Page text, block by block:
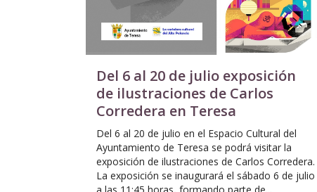
Del 6 al 20 de julio exposición
de ilustraciones de Carlos
Corredera en Teresa
Del 6 al 20 de julio en el Espacio Cultural del
Ayuntamiento de Teresa se podrá visitar la
exposición de ilustraciones de Carlos Corredera.
La exposición se inaugurará el sábado 6 de julio